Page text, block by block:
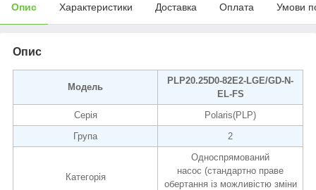
Опис Характеристики Доставка Оплата Умови
Опис
Модель
PLP20.25D0-82E2-LGE/GD-N-
EL-FS
Серія
Polaris(PLP)
Група
2
Категорія
Односпрямований
насос (стандартно праве
обертання із можливістю зміни